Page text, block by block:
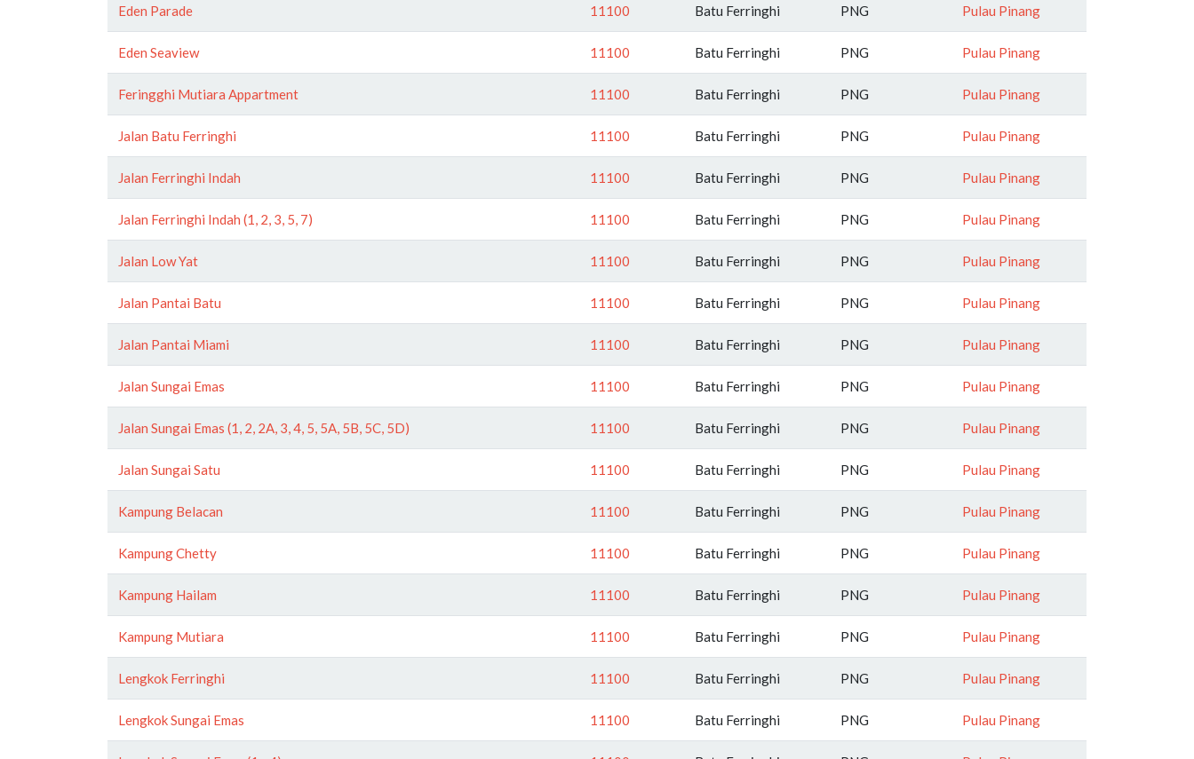
Eden Parade 11100 Batu Ferringhi PNG Pulau Pinang
Eden Seaview 11100 Batu Ferringhi PNG Pulau Pinang
Feringghi Mutiara Appartment 11100 Batu Ferringhi PNG Pulau Pinang
Jalan Batu Ferringhi 11100 Batu Ferringhi PNG Pulau Pinang
Jalan Ferringhi Indah 11100 Batu Ferringhi PNG Pulau Pinang
Jalan Ferringhi Indah (1, 2, 3, 5, 7) 11100 Batu Ferringhi PNG Pulau Pinang
Jalan Low Yat 11100 Batu Ferringhi PNG Pulau Pinang
Jalan Pantai Batu 11100 Batu Ferringhi PNG Pulau Pinang
Jalan Pantai Miami 11100 Batu Ferringhi PNG Pulau Pinang
Jalan Sungai Emas 11100 Batu Ferringhi PNG Pulau Pinang
Jalan Sungai Emas (1, 2, 2A, 3, 4, 5, 5A, 5B, 5C, 5D) 11100 Batu Ferringhi PNG Pulau Pinang
Jalan Sungai Satu 11100 Batu Ferringhi PNG Pulau Pinang
Kampung Belacan 11100 Batu Ferringhi PNG Pulau Pinang
Kampung Chetty 11100 Batu Ferringhi PNG Pulau Pinang
Kampung Hailam 11100 Batu Ferringhi PNG Pulau Pinang
Kampung Mutiara 11100 Batu Ferringhi PNG Pulau Pinang
Lengkok Ferringhi 11100 Batu Ferringhi PNG Pulau Pinang
Lengkok Sungai Emas 11100 Batu Ferringhi PNG Pulau Pinang